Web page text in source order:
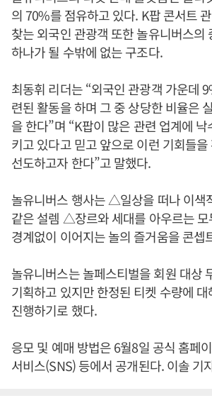
의 70%를 점유하고 있다. K팝 콘서트
찾는 외국인 관광객 또한 놀유니버스의
하나가 될 수밖에 없는 구조다.
최동휘 리더는 “외국인 관광객 가운데
련된 활동을 하며 그 중 상당한 비율은
을 한다”며 “K팝이 많은 관련 업계에
키고 있다고 믿고 앞으로 이런 기회들
선도하고자 한다”고 말했다.
놀유니버스 행사는 △일상을 떠나 이색
같은 설렘 △장르와 세대를 아우르는
경계없이 이어지는 놀의 즐거움을 콘셉
놀유니버스는 놀페스티벌을 회원 대상
기획하고 있지만 한정된 티켓 수량에
진행하기로 했다.
응모 및 예매 방법은 6월8일 공식 홈페
서비스(SNS) 등에서 공개된다. 이솔 기